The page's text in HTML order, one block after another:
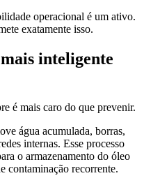
operacional é um ativo.
exatamente isso.
inteligente
é mais caro do que prevenir.
água acumulada, borras,
internas. Esse processo
o armazenamento do óleo
contaminação recorrente.